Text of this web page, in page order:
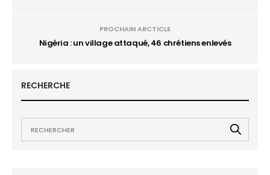
PROCHAIN ARCTICLE
Nigéria : un village attaqué, 46 chrétiens enlevés
RECHERCHE